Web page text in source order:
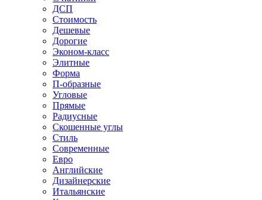
ДСП
Стоимость
Дешевые
Дорогие
Эконом-класс
Элитные
Форма
П-образные
Угловые
Прямые
Радиусные
Скошенные углы
Стиль
Современные
Евро
Английские
Дизайнерские
Итальянские